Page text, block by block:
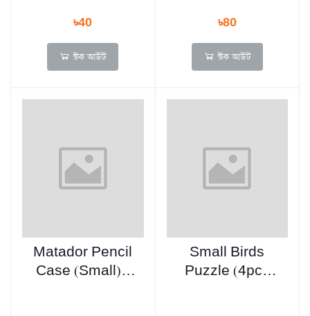
৳40
স্টক আউট
৳80
স্টক আউট
Matador Pencil
Case (Small) -
Small Birds
Puzzle (4pcs